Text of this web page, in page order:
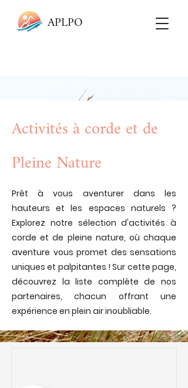
APLPO
Activités à corde et de
Pleine Nature
Prêt à vous aventurer dans les
hauteurs et les espaces naturels ?
Explorez notre sélection d'activités à
corde et de pleine nature, où chaque
aventure vous promet des sensations
uniques et palpitantes ! Sur cette page,
découvrez la liste complète de nos
partenaires, chacun offrant une
expérience en plein air inoubliable.